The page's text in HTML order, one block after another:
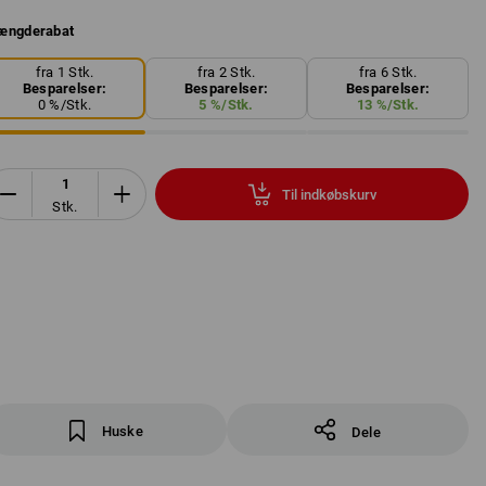
fra 1 Stk.
Besparelser:
0 %/Stk.
fra 2 Stk.
Besparelser:
5 %/Stk.
fra 6 Stk.
Besparelser:
13 %/Stk.
Stk.
Til indkøbskurv
Huske Dele